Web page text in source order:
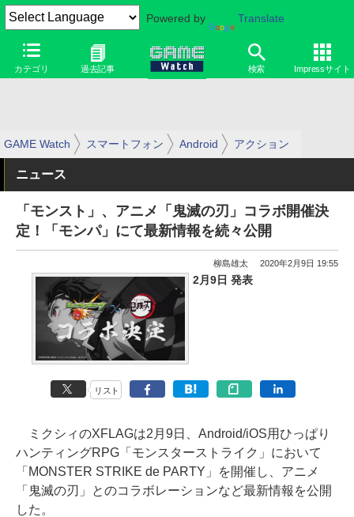
Powered by Translate
カテゴリ 過去記事 検索 Impressサイト
GAME Watch スマートフォン Android アクション
ニュース
「モンスト」、アニメ「鬼滅の刃」コラボ開催決
定！「モンパ」にて最新情報を続々公開
柳島雄太 2020年2月9日 19:55
2月9日 発表
リスト
ミクシィのXFLAGは2月9日、Android/iOS用ひっぱり
ハンティングRPG「モンスターストライク」において
「MONSTER STRIKE de PARTY」を開催し、アニメ
「鬼滅の刃」とのコラボレーションなど最新情報を公開
した。